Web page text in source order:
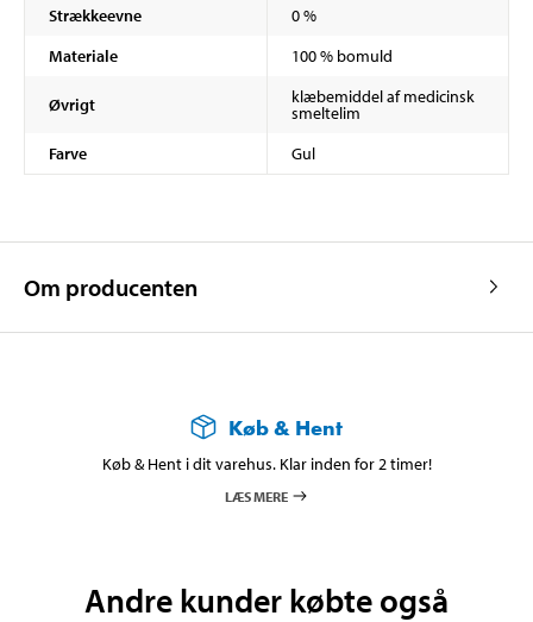
Strækkeevne
0 %
Materiale
100 % bomuld
Øvrigt klæbemiddel af medicinsk
smeltelim
Farve
Gul
Om producenten
Køb & Hent
Køb & Hent i dit varehus. Klar inden for 2 timer!
LÆS MERE
Andre kunder købte også